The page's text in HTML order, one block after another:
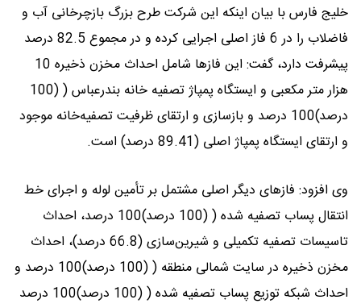
خلیج فارس با بیان اینکه این شرکت طرح بزرگ بازچرخانی آب و
فاضلاب را در 6 فاز اصلی اجرایی کرده و در مجموع 82.5 درصد
پیشرفت دارد، گفت: این فازها شامل احداث مخزن ذخیره 10
هزار متر مکعبی و ایستگاه پمپاژ تصفیه خانه بندرعباس ( (100
درصد)100 درصد و بازسازی و ارتقای ظرفیت تصفیه‌خانه موجود
و ارتقای ایستگاه پمپاژ اصلی (89.41 درصد) است.
وی افزود: فازهای دیگر اصلی مشتمل بر تأمین لوله و اجرای خط
انتقال پساب تصفیه شده ( (100 درصد)100 درصد، احداث
تاسیسات تصفیه تکمیلی و شیرین‌سازی (66.8 درصد)، احداث
مخزن ذخیره در سایت شمالی منطقه ( (100 درصد)100 درصد و
احداث شبکه توزیع پساب تصفیه شده ( (100 درصد)100 درصد